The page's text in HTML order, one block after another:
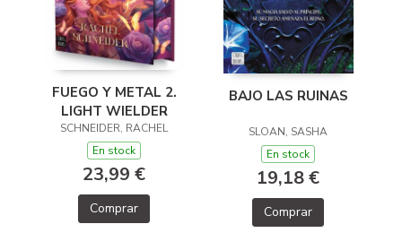
FUEGO Y METAL 2.
LIGHT WIELDER
SCHNEIDER, RACHEL
En stock
23,99 €
Comprar
BAJO LAS RUINAS
SLOAN, SASHA
En stock
19,18 €
Comprar